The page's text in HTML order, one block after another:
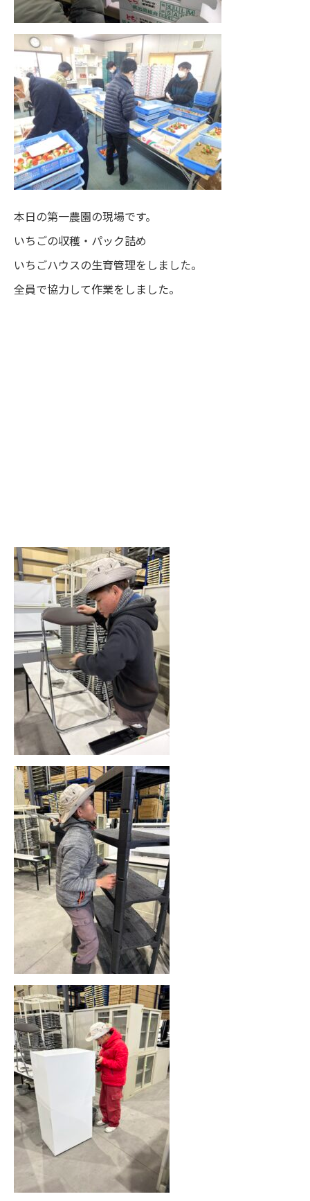
本日の第一農園の現場です。
いちごの収穫・パック詰め
いちごハウスの生育管理をしました。
全員で協力して作業をしました。